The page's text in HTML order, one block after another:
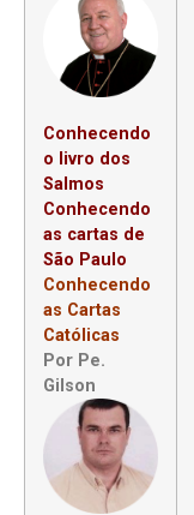
Conhecendo
o livro dos
Salmos
Conhecendo
as cartas de
São Paulo
Conhecendo
as Cartas
Católicas
Por Pe.
Gilson